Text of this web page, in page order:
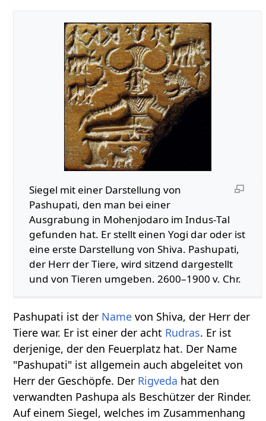
Siegel mit einer Darstellung von
Pashupati, den man bei einer
Ausgrabung in Mohenjodaro im Indus-Tal
gefunden hat. Er stellt einen Yogi dar oder ist
eine erste Darstellung von Shiva. Pashupati,
der Herr der Tiere, wird sitzend dargestellt
und von Tieren umgeben. 2600–1900 v. Chr.
Pashupati ist der Name von Shiva, der Herr der
Tiere war. Er ist einer der acht Rudras. Er ist
derjenige, der den Feuerplatz hat. Der Name
"Pashupati" ist allgemein auch abgeleitet von
Herr der Geschöpfe. Der Rigveda hat den
verwandten Pashupa als Beschützer der Rinder.
Auf einem Siegel, welches im Zusammenhang